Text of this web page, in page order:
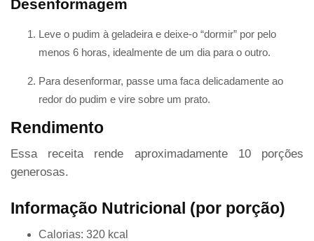
Desenformagem
Leve o pudim à geladeira e deixe-o “dormir” por pelo
menos 6 horas, idealmente de um dia para o outro.
Para desenformar, passe uma faca delicadamente ao
redor do pudim e vire sobre um prato.
Rendimento
Essa receita rende aproximadamente 10 porções
generosas.
Informação Nutricional (por porção)
Calorias: 320 kcal